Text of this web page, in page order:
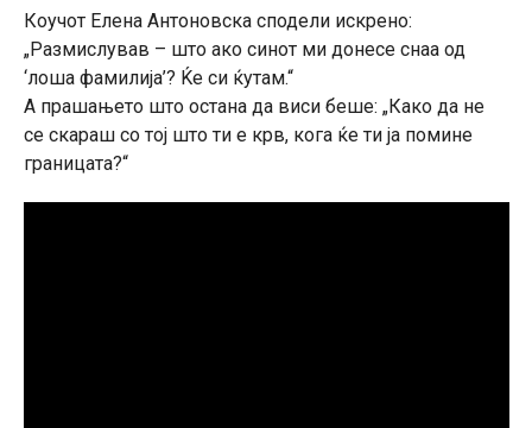
Коучот Елена Антоновска сподели искрено:
„Размислував – што ако синот ми донесе снаа од
‘лоша фамилија’? Ќе си ќутам.“
А прашањето што остана да виси беше: „Како да не
се скараш со тој што ти е крв, кога ќе ти ја помине
границата?“